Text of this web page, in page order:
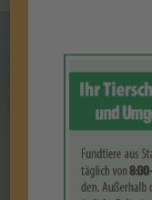
ZUM
Unsere